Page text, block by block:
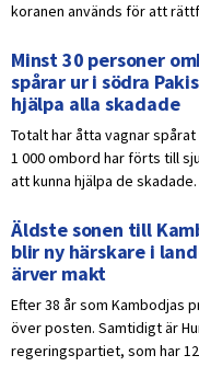
koranen används för att
Minst 30 personer
spårar ur i södra
hjälpa alla skadade
Totalt har åtta vagnar
1 000 ombord har förts till
att kunna hjälpa de
Äldste sonen till
blir ny härskare i
ärver makt
Efter 38 år som Kambodjas
över posten. Samtidigt är
regeringspartiet, som har